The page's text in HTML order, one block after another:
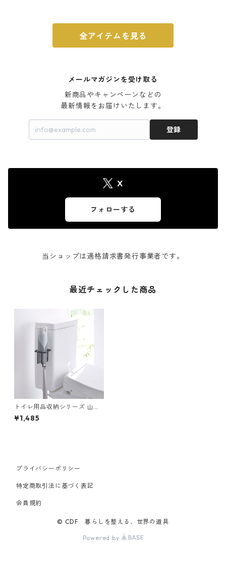
全アイテムを見る
メールマガジンを受け取る
新商品やキャンペーンなどの
最新情報をお届けいたします。
登録
X
フォローする
当ショップは適格請求書発行事業者です。
最近チェックした商品
トイレ用品収納シリーズ 山崎
実業 tower タワー フィルムフ
ックスプレーボトルホルダー
¥1,485
プライバシーポリシー
特定商取引法に基づく表記
会員規約
© CDF 暮らしを整える、世界の道具
Powered by